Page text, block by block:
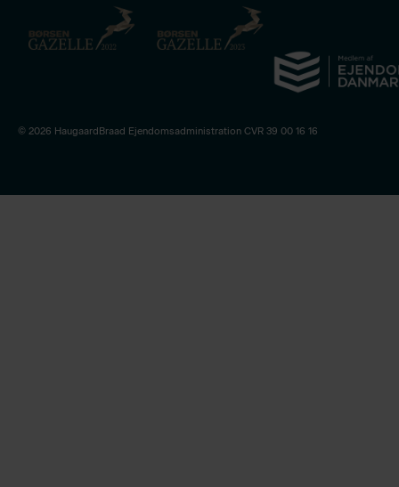
© 2026 HaugaardBraad Ejendomsadministration CVR 39 00 16 16